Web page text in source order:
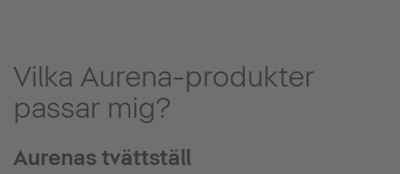
Vilka Aurena-produkter
passar mig?
Aurenas tvättställ